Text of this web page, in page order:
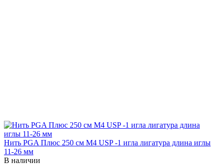
Нить PGA Плюс 250 см М4 USP -1 игла лигатура длина иглы
11-26 мм
В наличии